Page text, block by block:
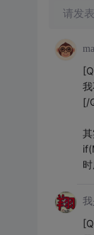
请发
[/